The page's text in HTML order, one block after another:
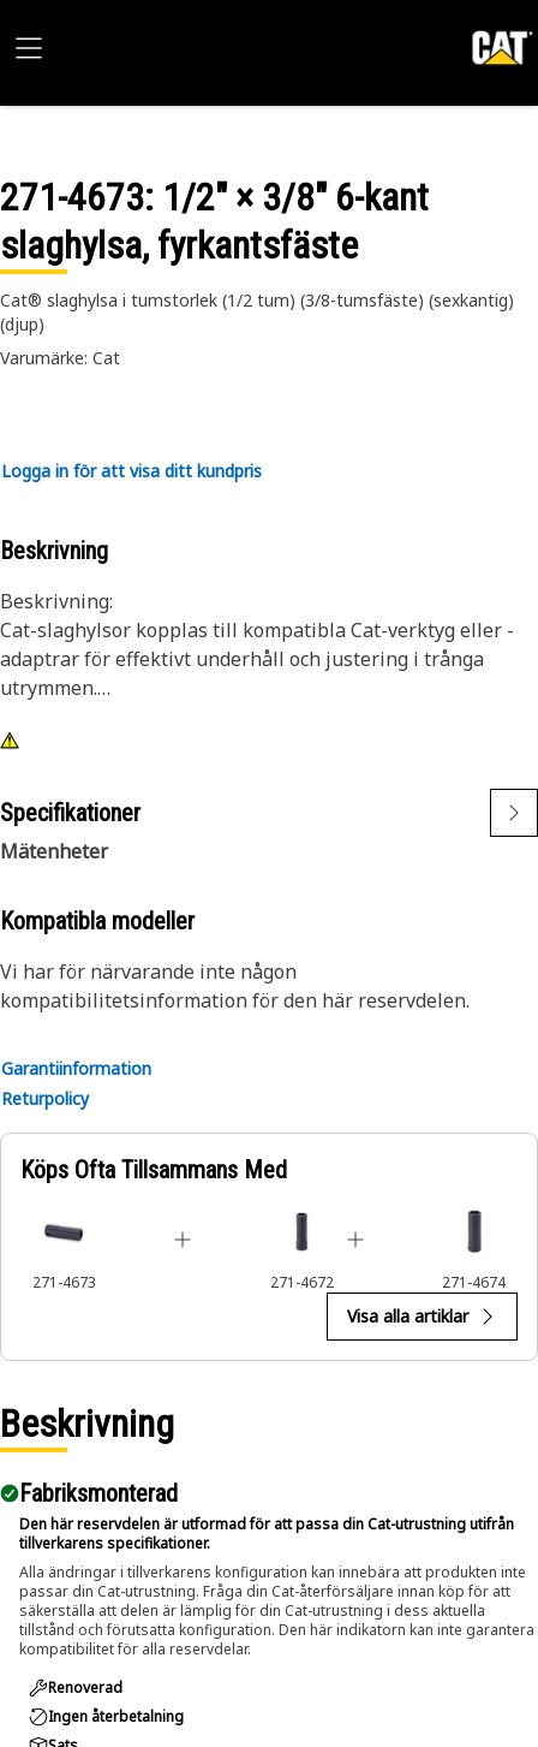
271-4673: 1/2" × 3/8" 6-kant
slaghylsa, fyrkantsfäste
Cat® slaghylsa i tumstorlek (1/2 tum) (3/8-tumsfäste) (sexkantig)
(djup)
Varumärke: Cat
Logga in för att visa ditt kundpris
Beskrivning
Beskrivning:
Cat-slaghylsor kopplas till kompatibla Cat-verktyg eller -
adaptrar för effektivt underhåll och justering i trånga
utrymmen.
Egenskaper:
• Djup hylsa
• 3/8-tums fyrkantsfäste
• Svart oxidfinish
Specifikationer
Mätenheter
Kompatibla modeller
Vi har för närvarande inte någon
kompatibilitetsinformation för den här reservdelen.
Garantiinformation
Returpolicy
Köps Ofta Tillsammans Med
271-4673 271-4672 271-4674
Visa alla artiklar
Beskrivning
Fabriksmonterad
Den här reservdelen är utformad för att passa din Cat-utrustning utifrån
tillverkarens specifikationer.
Alla ändringar i tillverkarens konfiguration kan innebära att produkten inte
passar din Cat-utrustning. Fråga din Cat-återförsäljare innan köp för att
säkerställa att delen är lämplig för din Cat-utrustning i dess aktuella
tillstånd och förutsatta konfiguration. Den här indikatorn kan inte garantera
kompatibilitet för alla reservdelar.
Renoverad
Ingen återbetalning